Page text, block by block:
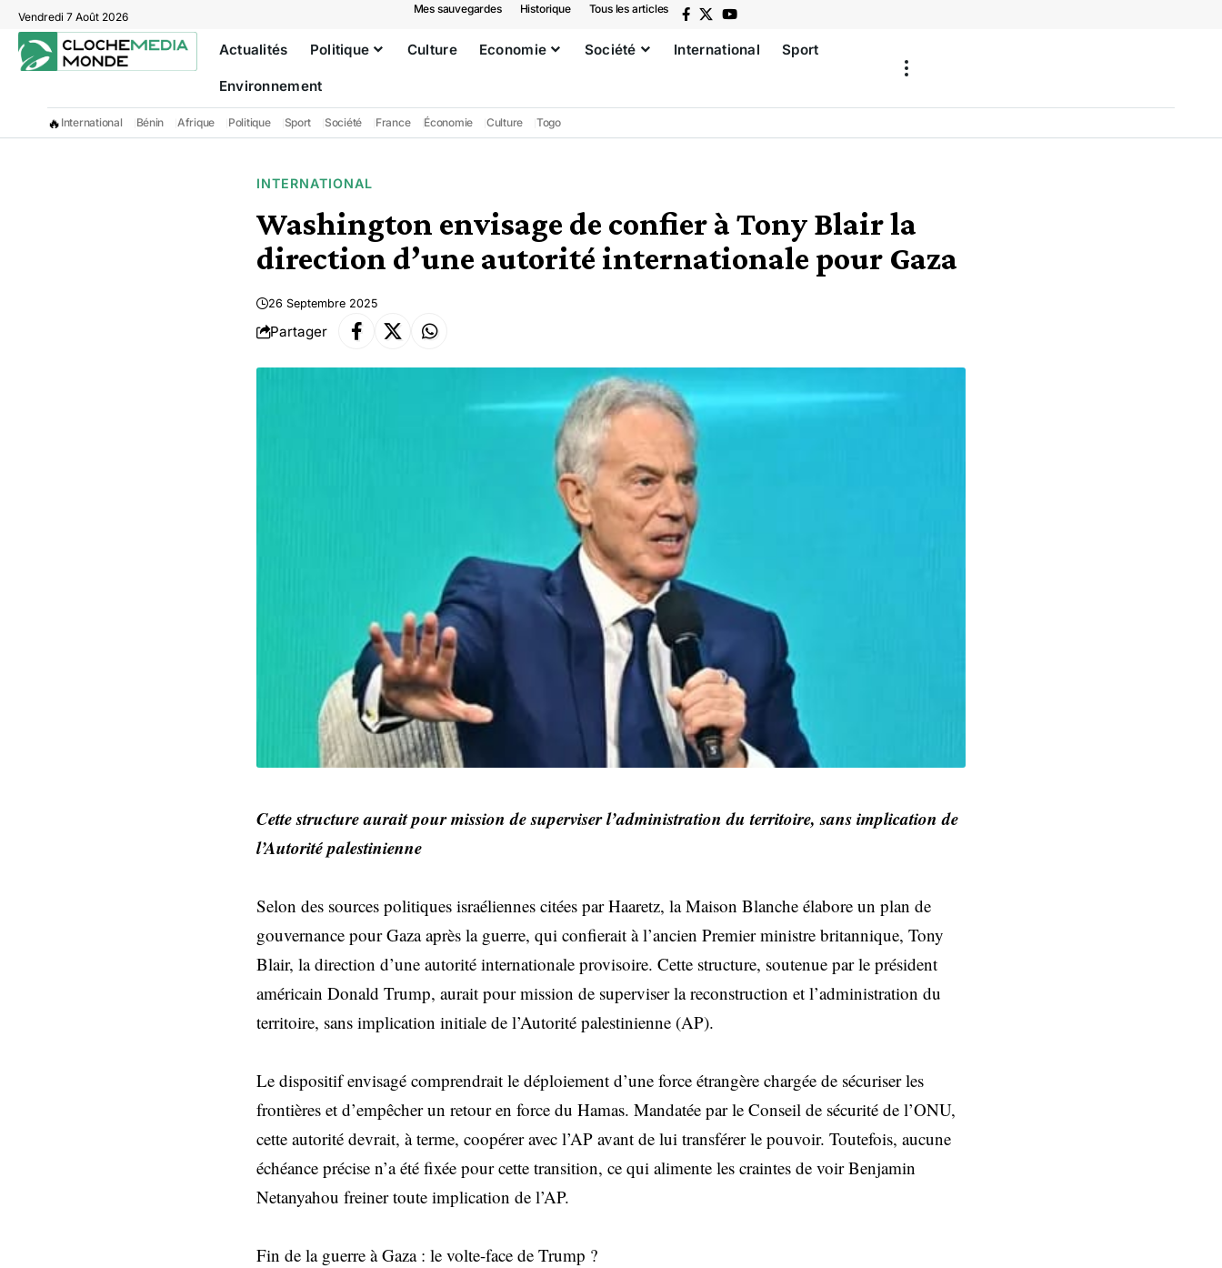
Vendredi 7 Août 2026
Mes sauvegardes Historique Tous les articles
Actualités Politique Culture Economie Société International Sport
Environnement
🔥 International Bénin Afrique Politique Sport Société France Économie Culture Togo
INTERNATIONAL
Washington envisage de confier à Tony Blair la
direction d’une autorité internationale pour Gaza
26 Septembre 2025
Partager
Cette structure aurait pour mission de superviser l’administration du territoire, sans implication de
l’Autorité palestinienne
Selon des sources politiques israéliennes citées par Haaretz, la Maison Blanche élabore un plan de
gouvernance pour Gaza après la guerre, qui confierait à l’ancien Premier ministre britannique, Tony
Blair, la direction d’une autorité internationale provisoire. Cette structure, soutenue par le président
américain Donald Trump, aurait pour mission de superviser la reconstruction et l’administration du
territoire, sans implication initiale de l’Autorité palestinienne (AP).
Le dispositif envisagé comprendrait le déploiement d’une force étrangère chargée de sécuriser les
frontières et d’empêcher un retour en force du Hamas. Mandatée par le Conseil de sécurité de l’ONU,
cette autorité devrait, à terme, coopérer avec l’AP avant de lui transférer le pouvoir. Toutefois, aucune
échéance précise n’a été fixée pour cette transition, ce qui alimente les craintes de voir Benjamin
Netanyahou freiner toute implication de l’AP.
Fin de la guerre à Gaza : le volte-face de Trump ?